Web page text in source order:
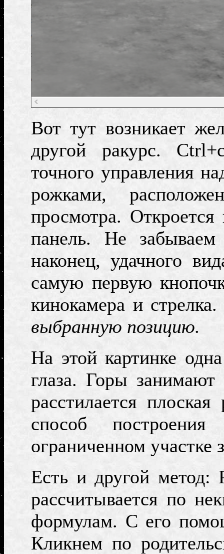
Вот тут возникает
другой ракурс. Ctrl+
точного управления
рожками,
просмотра. Откроется
панель. Не
наконец, удачного
самую первую
кинокамера и
выбранную позицию.
На этой картинке
глаза. Горы занимают
расстилается
способ
ограниченном участке
Есть и другой метод:
рассчитывается по
формулам. С его
Кликнем по